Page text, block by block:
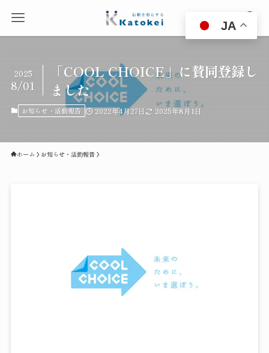
「COOL CHOICE」に賛同登録し
ました
2025
8/01
お知らせ・活動報告 2022年4月27日 2025年8月1日
ホーム お知らせ・活動報告
JA